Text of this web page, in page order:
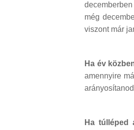
még
viszont már
Ha év
amennyire
Ha túlléped